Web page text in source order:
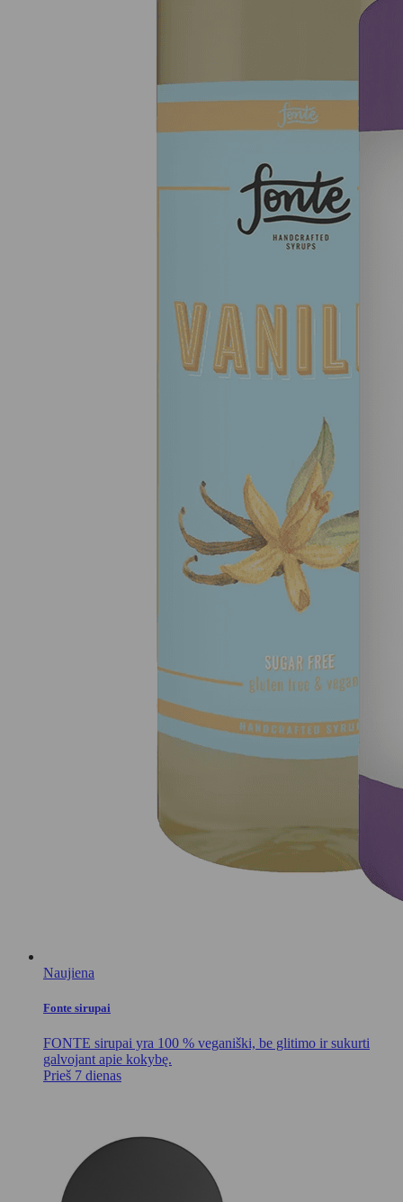
Naujiena
Fonte sirupai
FONTE sirupai yra 100 % veganiški, be glitimo ir sukurti
galvojant apie kokybę.
Prieš 7 dienas